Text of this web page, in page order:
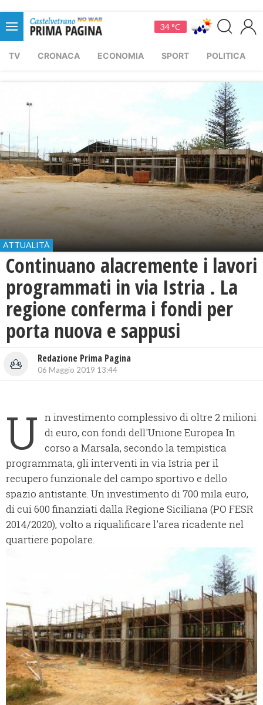
34 °C
TV CRONACA ECONOMIA SPORT POLITICA
ATTUALITÀ
Continuano alacremente i lavori
programmati in via Istria . La
regione conferma i fondi per
porta nuova e sappusi
Redazione Prima Pagina
06 Maggio 2019 13:44
U n investimento complessivo di oltre 2 milioni
di euro, con fondi dell'Unione Europea In
corso a Marsala, secondo la tempistica
programmata, gli interventi in via Istria per il
recupero funzionale del campo sportivo e dello
spazio antistante. Un investimento di 700 mila euro,
di cui 600 finanziati dalla Regione Siciliana (PO FESR
2014/2020), volto a riqualificare l'area ricadente nel
quartiere popolare.